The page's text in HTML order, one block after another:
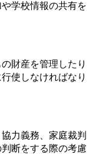
学校情報の共有を
財産を管理したり
使しなければなり
力義務、家庭裁判
断をする際の考慮